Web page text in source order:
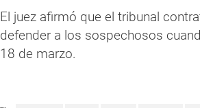
El juez afirmó que el tribunal
defender a los sospechosos
18 de marzo.